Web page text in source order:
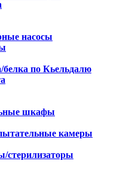
насосы
белка по Кьельдалю
шкафы
камеры